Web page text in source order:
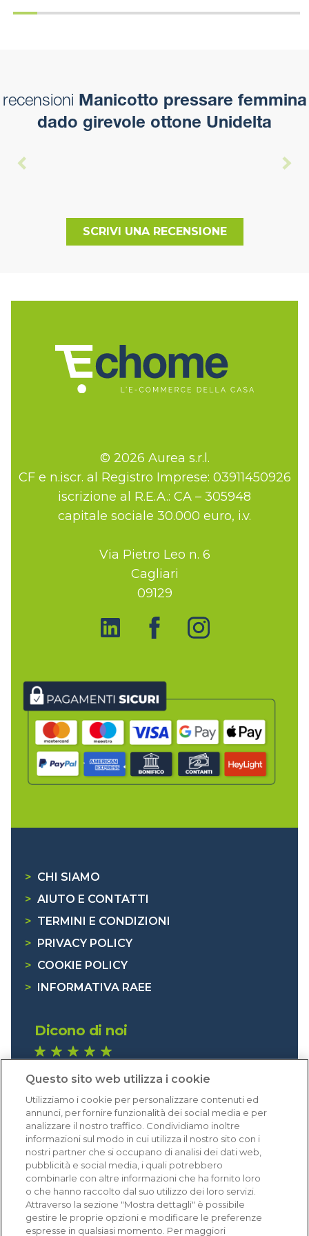
recensioni Manicotto pressare femmina
dado girevole ottone Unidelta
SCRIVI UNA RECENSIONE
© 2026 Aurea s.r.l.
CF e n.iscr. al Registro Imprese: 03911450926
iscrizione al R.E.A.: CA – 305948
capitale sociale 30.000 euro, i.v.
Via Pietro Leo n. 6
Cagliari
09129
> CHI SIAMO
> AIUTO E CONTATTI
> TERMINI E CONDIZIONI
>
PRIVACY POLICY
> COOKIE POLICY
>
INFORMATIVA RAEE
Dicono di noi
Eccellente (4,8)
Acquisti verificati
Questo sito web utilizza i cookie
Utilizziamo i cookie per personalizzare contenuti ed
annunci, per fornire funzionalità dei social media e per
analizzare il nostro traffico. Condividiamo inoltre
informazioni sul modo in cui utilizza il nostro sito con i
nostri partner che si occupano di analisi dei dati web,
pubblicità e social media, i quali potrebbero
combinarle con altre informazioni che ha fornito loro
o che hanno raccolto dal suo utilizzo dei loro servizi.
Attraverso la sezione "Mostra dettagli" è possibile
gestire le proprie opzioni e modificare le preferenze
espresse in qualsiasi momento. Per maggiori